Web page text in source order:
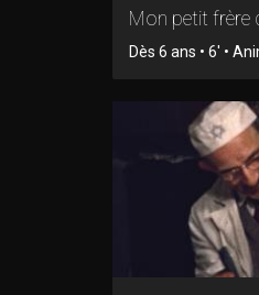
Mon petit frère
Dès 6 ans • 6' •